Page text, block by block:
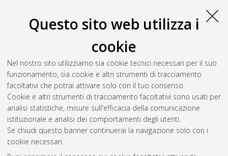
Questo sito web utilizza i
cookie
Nel nostro sito utilizziamo sia cookie tecnici necessari per il suo
funzionamento, sia cookie e altri strumenti di tracciamento
facoltativi che potrai attivare solo con il tuo consenso.
Cookie e altri strumenti di tracciamento facoltativi sono usati per
analisi statistiche, misure sull'efficacia della comunicazione
istituzionale e analisi dei comportamenti degli utenti.
Se chiudi questo banner continuerai la navigazione solo con i
cookie necessari.
Ogni altro diritto sul materiale è riservato
Download (2MB)|Contatta l'autore
Abstract
Altri metadati
Gestione del documento:
Atom